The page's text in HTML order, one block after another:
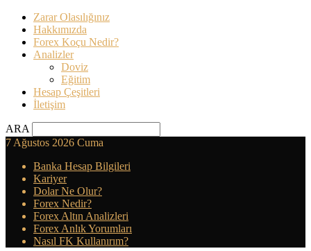
Zarar Olasılığınız
Hakkımızda
Forex Koçu Nedir?
Analizler
Doviz
Eğitim
Hesap Çeşitleri
İletişim
ARA
7 Ağustos 2026 Cuma
Banka Hesap Bilgileri
Kariyer
Dolar Ne Olur?
Forex Nedir?
Forex Altın Analizleri
Forex Anlık Yorumları
Nasıl FK Kullanırım?